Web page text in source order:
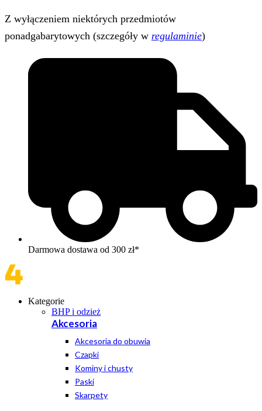
Z wyłączeniem niektórych przedmiotów
ponadgabarytowych (szczegóły w regulaminie)
Darmowa dostawa od 300 zł*
Kategorie
BHP i odzież
Akcesoria
Akcesoria do obuwia
Czapki
Kominy i chusty
Paski
Skarpety